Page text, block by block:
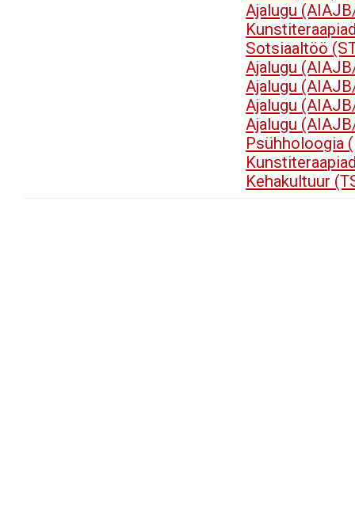
Ajalugu
Sotsiaaltöö
Ajalugu
Ajalugu
Ajalugu
Ajalugu
Psühholoogia
Kehakultuur